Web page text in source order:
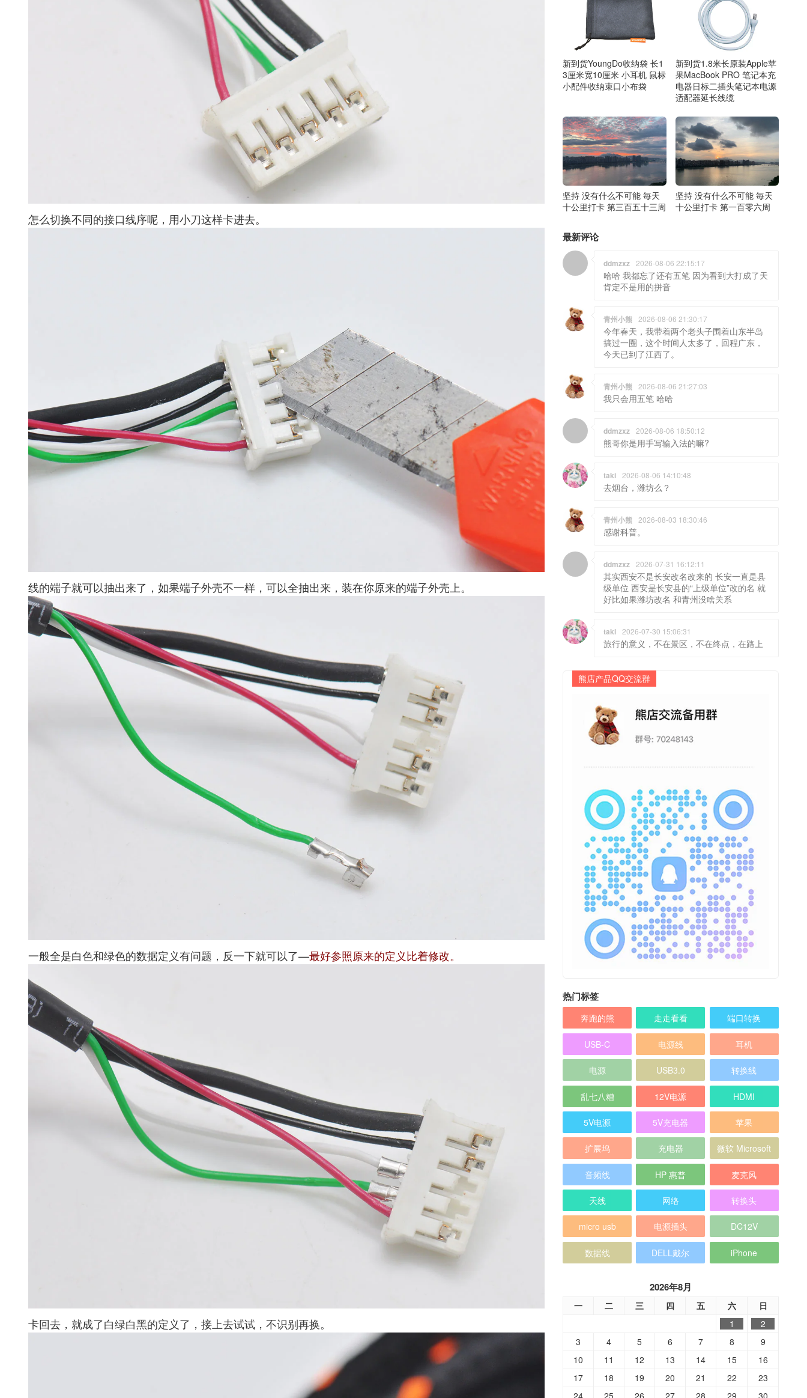
怎么切换不同的接口线序呢，用小刀这样卡进去。
线的端子就可以抽出来了，如果端子外壳不一样，可以全抽出来，装在你原来的端子外壳上。
一般全是白色和绿色的数据定义有问题，反一下就可以了—最好参照原来的定义比着修改。
卡回去，就成了白绿白黑的定义了，接上去试试，不识别再换。
新到货YoungDo收纳袋 长1
3厘米宽10厘米 小耳机 鼠标
小配件收纳束口小布袋
新到货1.8米长原装Apple苹
果MacBook PRO 笔记本充
电器日标二插头笔记本电源
适配器延长线缆
坚持 没有什么不可能 毎天
十公里打卡 第三百五十三周
坚持 没有什么不可能 毎天
十公里打卡 第一百零六周
最新评论
ddmzxz 2026-08-06 22:15:17
哈哈 我都忘了还有五笔 因为看到大打成了天
肯定不是用的拼音
青州小熊 2026-08-06 21:30:17
今年春天，我带着两个老头子围着山东半岛
搞过一圈，这个时间人太多了，回程广东，
今天已到了江西了。
青州小熊 2026-08-06 21:27:03
我只会用五笔 哈哈
ddmzxz 2026-08-06 18:50:12
熊哥你是用手写输入法的嘛?
taki 2026-08-06 14:10:48
去烟台，潍坊么？
青州小熊 2026-08-03 18:30:46
感谢科普。
ddmzxz 2026-07-31 16:12:11
其实西安不是长安改名改来的 长安一直是县
级单位 西安是长安县的“上级单位”改的名 就
好比如果潍坊改名 和青州没啥关系
taki 2026-07-30 15:06:31
旅行的意义，不在景区，不在终点，在路上
熊店产品QQ交流群
热门标签
奔跑的熊 走走看看 端口转换
USB-C 电源线 耳机
电源 USB3.0 转换线
乱七八糟 12V电源 HDMI
5V电源 5V充电器 苹果
扩展坞 充电器 微软 Microsoft
音频线 HP 惠普 麦克风
天线 网络 转换头
micro usb 电源插头 DC12V
数据线 DELL戴尔 iPhone
2026年8月
一 二 三 四 五 六
日
1
2
3
4 5 6 7 8
9
10
11 12 13 14 15
16
17
18 19 20 21 22
23